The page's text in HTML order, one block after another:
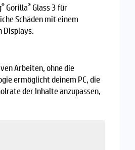
® Gorilla® Glass 3 für
Schäden mit einem
Displays.
Arbeiten, ohne die
ermöglicht deinem PC, die
der Inhalte anzupassen,